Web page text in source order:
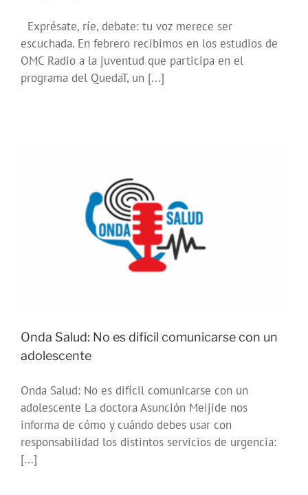
Exprésate, ríe, debate: tu voz merece ser
escuchada. En febrero recibimos en los estudios de
OMC Radio a la juventud que participa en el
programa del QuedaT, un [...]
Onda Salud: No es difícil comunicarse con un
adolescente
Onda Salud: No es difícil comunicarse con un
adolescente La doctora Asunción Meijide nos
informa de cómo y cuándo debes usar con
responsabilidad los distintos servicios de urgencia:
[...]